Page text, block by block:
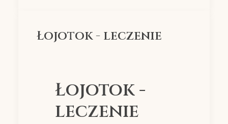
Łojotok - leczenie
Łojotok -
leczenie